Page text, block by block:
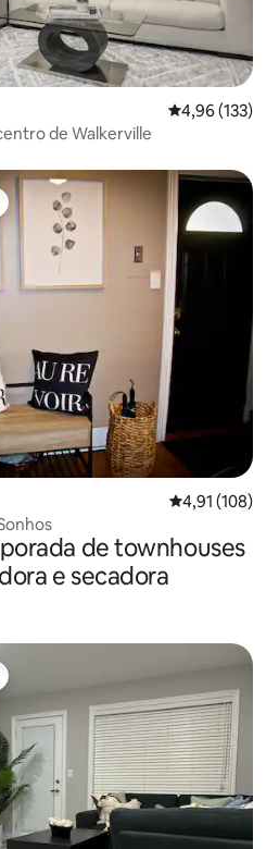
4,96 de uma
4,96 (133)
de Walkerville
4,91 de uma
4,91 (108)
de townhouses
e secadora